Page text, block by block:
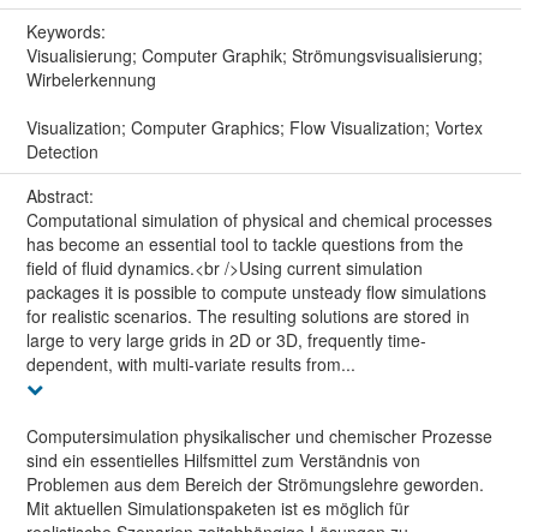
Keywords:
Visualisierung; Computer Graphik; Strömungsvisualisierung;
Wirbelerkennung
Visualization; Computer Graphics; Flow Visualization; Vortex
Detection
Abstract:
Computational simulation of physical and chemical processes
has become an essential tool to tackle questions from the
field of fluid dynamics.<br />Using current simulation
packages it is possible to compute unsteady flow simulations
for realistic scenarios. The resulting solutions are stored in
large to very large grids in 2D or 3D, frequently time-
dependent, with multi-variate results from...
Computersimulation physikalischer und chemischer Prozesse
sind ein essentielles Hilfsmittel zum Verständnis von
Problemen aus dem Bereich der Strömungslehre geworden.
Mit aktuellen Simulationspaketen ist es möglich für